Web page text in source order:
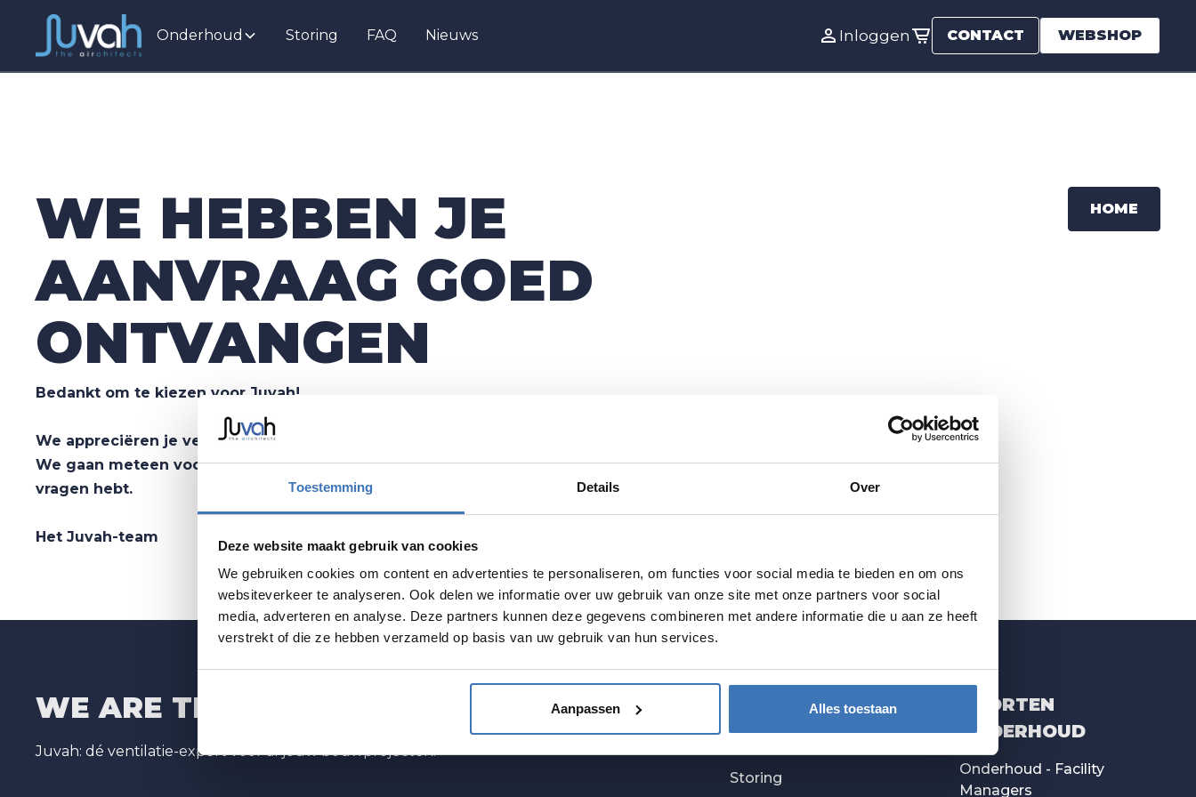
Toestemming Details Over
Deze website maakt gebruik van cookies
We gebruiken cookies om content en advertenties te personaliseren, om functies voor social media te bieden en om ons
websiteverkeer te analyseren. Ook delen we informatie over uw gebruik van onze site met onze partners voor social
media, adverteren en analyse. Deze partners kunnen deze gegevens combineren met andere informatie die u aan ze heeft
verstrekt of die ze hebben verzameld op basis van uw gebruik van hun services.
Aanpassen Alles toestaan
Onderhoud Storing FAQ Nieuws Inloggen CONTACT WEBSHOP
WE HEBBEN JE
AANVRAAG GOED
ONTVANGEN
Bedankt om te kiezen voor Juvah!
We appreciëren je vertrouwen in onze expertise in ventilatie en onderhoud.
We gaan meteen voor je aan de slag en staan klaar voor verdere ondersteuning als je
vragen hebt.
Het Juvah-team
HOME
WE ARE THE
Juvah: dé ventilatie-expert voor al jouw bouwprojecten.
Storing
SOORTEN
ONDERHOUD
Onderhoud - Facility
Managers